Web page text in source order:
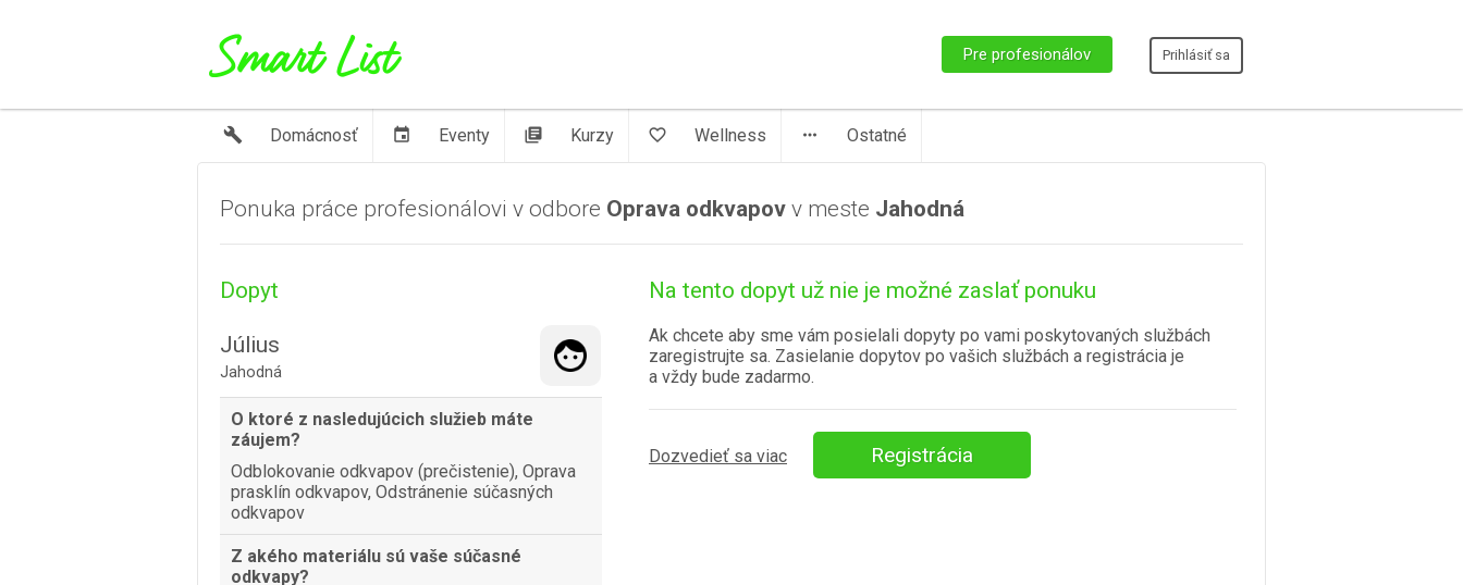
Pre profesionálov Prihlásiť sa
build Domácnosť event Eventy library_books Kurzy favorite_border Wellness more_horiz Ostatné
Ponuka práce profesionálovi v odbore Oprava odkvapov v meste Jahodná
Dopyt
Július
Jahodná
O ktoré z nasledujúcich služieb máte
záujem?
Odblokovanie odkvapov (prečistenie), Oprava
prasklín odkvapov, Odstránenie súčasných
odkvapov
Z akého materiálu sú vaše súčasné
odkvapy?
Na tento dopyt už nie je možné zaslať ponuku
Ak chcete aby sme vám posielali dopyty po vami poskytovaných službách
zaregistrujte sa. Zasielanie dopytov po vašich službách a registrácia je
a vždy bude zadarmo.
Dozvedieť sa viac Registrácia